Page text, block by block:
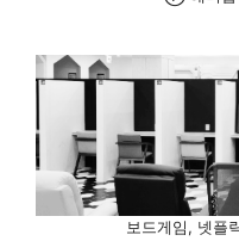
보드게임, 넷플